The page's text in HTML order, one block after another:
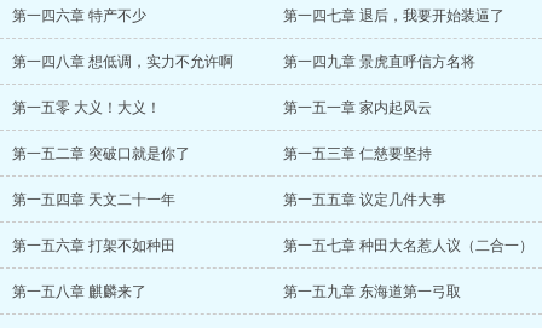
第一四六章 特产不少 第一四七章 退后，我要开始装逼了
第一四八章 想低调，实力不允许啊 第一四九章 景虎直呼信方名将
第一五零 大义！大义！ 第一五一章 家内起风云
第一五二章 突破口就是你了 第一五三章 仁慈要坚持
第一五四章 天文二十一年 第一五五章 议定几件大事
第一五六章 打架不如种田 第一五七章 种田大名惹人议（二合一）
第一五八章 麒麟来了 第一五九章 东海道第一弓取